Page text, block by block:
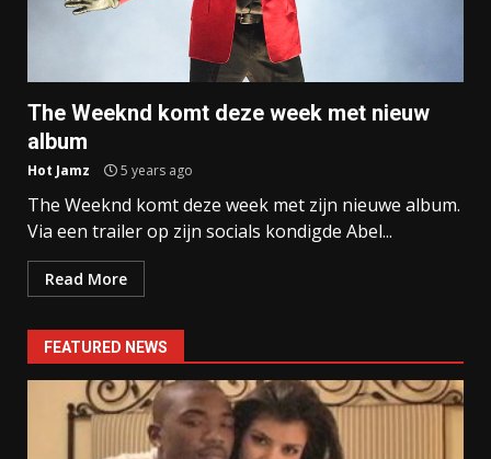
The Weeknd komt deze week met nieuw
album
Hot Jamz 5 years ago
The Weeknd komt deze week met zijn nieuwe album.
Via een trailer op zijn socials kondigde Abel...
Read More
FEATURED NEWS